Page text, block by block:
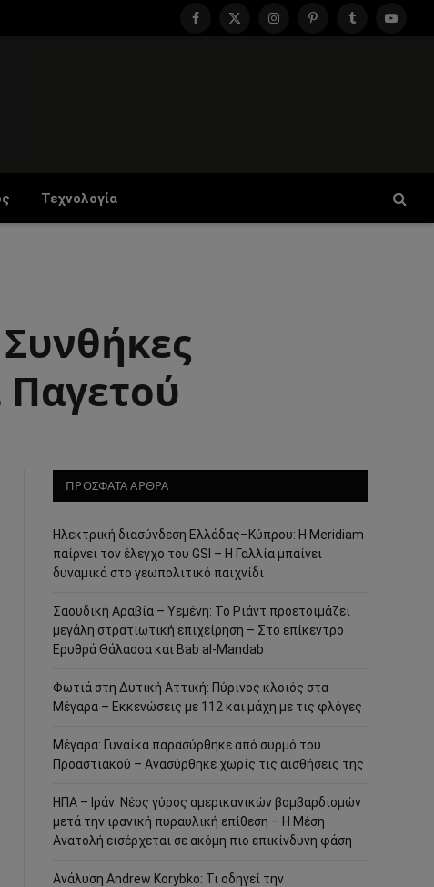
Facebook
X
InstagramPinterestTumblr
Τεχνολογία
ΠΡΟΣΦΑΤΑ ΑΡΘΡΑ
Ηλεκτρική διασύνδεση Ελλάδας–Κύπρου: Η Meridiam
παίρνει τον έλεγχο του GSI – Η Γαλλία μπαίνει
δυναμικά στο γεωπολιτικό παιχνίδι
Σαουδική Αραβία – Υεμένη: Το Ριάντ προετοιμάζει
μεγάλη στρατιωτική επιχείρηση – Στο επίκεντρο
Ερυθρά Θάλασσα και Bab al-Mandab
Φωτιά στη Δυτική Αττική: Πύρινος κλοιός στα
Μέγαρα – Εκκενώσεις με 112 και μάχη με τις φλόγες
Μέγαρα: Γυναίκα παρασύρθηκε από συρμό του
Προαστιακού – Ανασύρθηκε χωρίς τις αισθήσεις της
ΗΠΑ – Ιράν: Νέος γύρος αμερικανικών βομβαρδισμών
μετά την ιρανική πυραυλική επίθεση – Η Μέση
Ανατολή εισέρχεται σε ακόμη πιο επικίνδυνη φάση
Ανάλυση Andrew Korybko: Τι οδηγεί την